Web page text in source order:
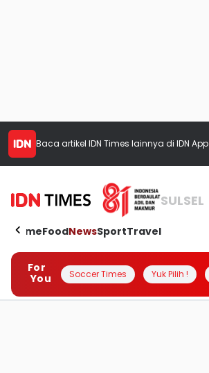
Baca artikel IDN Times lainnya di IDN App
SULSEL
HomeFoodNewsSportTravel
For
You
Soccer Times Yuk Pilih !